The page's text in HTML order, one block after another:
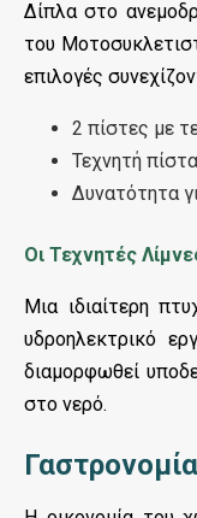
Δίπλα στο
του
επιλογές
2 πίστες με
Τεχνητή
Δυνατότητα
Οι Τεχνητές
Μια ιδιαίτερη
υδροηλεκτρικό
διαμορφωθεί
στο νερό.